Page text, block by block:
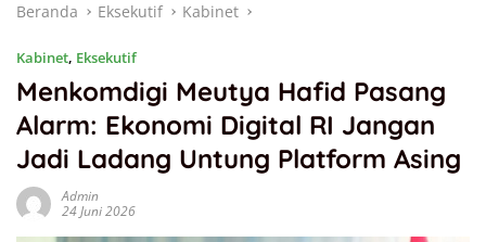
Beranda Eksekutif Kabinet
Kabinet, Eksekutif
Menkomdigi Meutya Hafid Pasang
Alarm: Ekonomi Digital RI Jangan
Jadi Ladang Untung Platform Asing
Admin
24 Juni 2026